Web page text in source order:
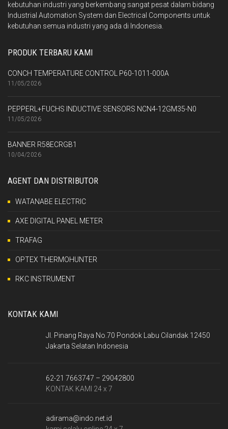
kebutuhan industri yang berkembang sangat pesat dalam bidang
Industrial Automation System dan Electrical Components untuk
kebutuhan semua industri yang ada di Indonesia.
PRODUK TERBARU KAMI
CONCH TEMPERATURE CONTROL P60-1011-000A
11/05/2026
PEPPERL+FUCHS INDUCTIVE SENSORS NCN4-12GM35-N0
11/05/2026
BANNER R58ECRGB1
10/04/2026
AGENT DAN DISTRIBUTOR
WATANABE ELECTRIC
AXE DIGITAL PANEL METER
TRAFAG
OPTEX THERMOHUNTER
RKC INSTRUMENT
KONTAK KAMI
Jl. Pinang Raya No.70 Pondok Labu Cilandak 12450
Jakarta Selatan Indonesia
62-21 7663747 – 29042800
KONTAK KAMI 24 x 7
adirama@indo.net.id